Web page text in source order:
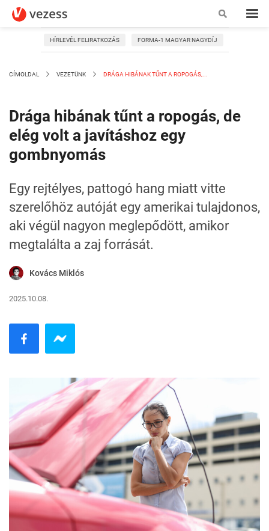
HÍRLEVÉL FELIRATKOZÁS FORMA-1 MAGYAR NAGYDÍJ
CÍMOLDAL VEZETÜNK DRÁGA HIBÁNAK TŰNT A ROPOGÁS,...
Drága hibának tűnt a ropogás, de
elég volt a javításhoz egy
gombnyomás
Egy rejtélyes, pattogó hang miatt vitte
szerelőhöz autóját egy amerikai tulajdonos,
aki végül nagyon meglepődött, amikor
megtalálta a zaj forrását.
Kovács Miklós
2025.10.08.